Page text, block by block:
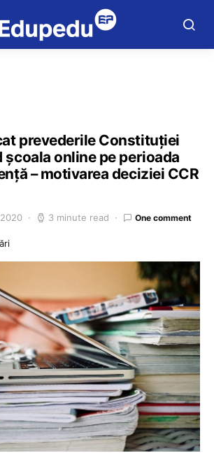
prevederile Constituției
școala online pe perioada
– motivarea deciziei CCR
3 minute read One comment